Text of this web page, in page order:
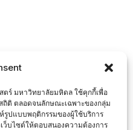
ร์ มหาวิทยาลัยมหิดล ใช้คุกกี้เพื่อ
ติ ตลอดจนลักษณะเฉพาะของกลุ่ม
รูปแบบพฤติกรรมของผู้ใช้บริการ
ว็บไซต์ให้ตอบสนองความต้องการ